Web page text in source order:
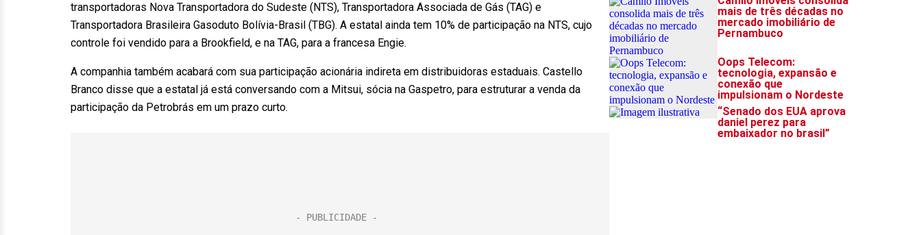
transportadoras Nova Transportadora do Sudeste (NTS), Transportadora Associada de Gás (TAG) e
Transportadora Brasileira Gasoduto Bolívia-Brasil (TBG). A estatal ainda tem 10% de participação na NTS, cujo
controle foi vendido para a Brookfield, e na TAG, para a francesa Engie.
A companhia também acabará com sua participação acionária indireta em distribuidoras estaduais. Castello
Branco disse que a estatal já está conversando com a Mitsui, sócia na Gaspetro, para estruturar a venda da
participação da Petrobrás em um prazo curto.